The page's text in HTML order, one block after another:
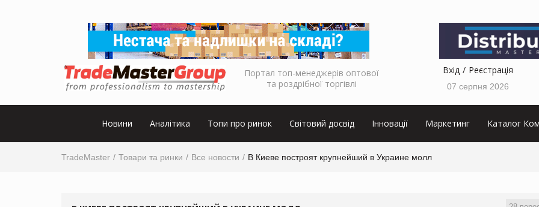
Портал топ-менеджерів оптової
та роздрібної торгівлі
Вхід Реєстрація
07 серпня 2026
Новини Аналітика Топи про ринок Світовий досвід Інновації Маркетинг Каталог
TradeMaster Товари та ринки Все новости В Киеве построят крупнейший в Украине молл